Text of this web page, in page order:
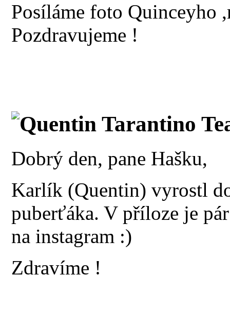
Posíláme foto Quinceyho
Pozdravujeme !
Quentin Tarantino
Dobrý den, pane Hašku,
Karlík (Quentin) vyrostl
puberťáka. V příloze je
na instagram :)
Zdravíme !